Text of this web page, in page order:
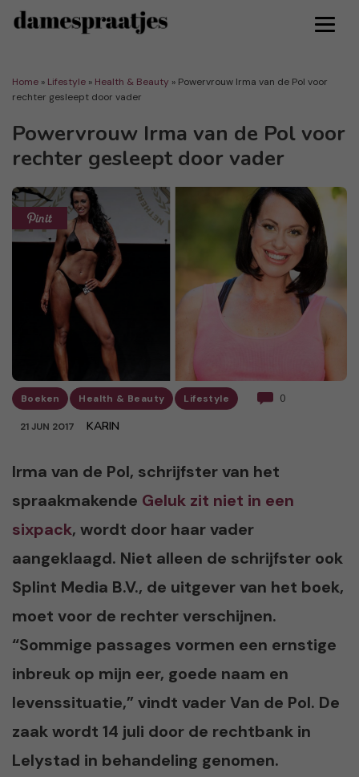
Home » Lifestyle » Health & Beauty » Powervrouw Irma van de Pol voor
rechter gesleept door vader
Powervrouw Irma van de Pol voor
rechter gesleept door vader
Boeken Health & Beauty Lifestyle 0
21 JUN 2017 KARIN
Irma van de Pol, schrijfster van het
spraakmakende Geluk zit niet in een
sixpack, wordt door haar vader
aangeklaagd. Niet alleen de schrijfster ook
Splint Media B.V., de uitgever van het boek,
moet voor de rechter verschijnen.
“Sommige passages vormen een ernstige
inbreuk op mijn eer, goede naam en
levenssituatie,” vindt vader Van de Pol. De
zaak wordt 14 juli door de rechtbank in
Lelystad in behandeling genomen.